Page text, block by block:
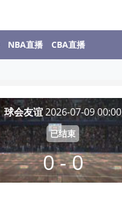
NBA直播 CBA直播
球会友谊2026-07-09 00:00
已结束
0 - 0